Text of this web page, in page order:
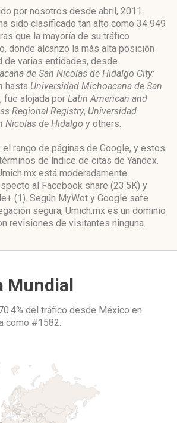
por nosotros desde abril, 2011.
sido clasificado tan alto como 34 949
que la mayoría de su tráfico
donde alcanzó la más alta posición
de varias entidades, desde
de San Nicolas de Hidalgo City:
hasta Universidad Michoacana de San
, fue alojada por Latin American and
Regional Registry, Universidad
Nicolas de Hidalgo y others.
el rango de páginas de Google, y estos
de índice de citas de Yandex.
está moderadamente
al Facebook share (23.5K) y
(1). Según MyWot y Google safe
segura, Umich.mx es un dominio
revisiones de visitantes ninguna.
Mundial
del tráfico desde México en
como #1582.